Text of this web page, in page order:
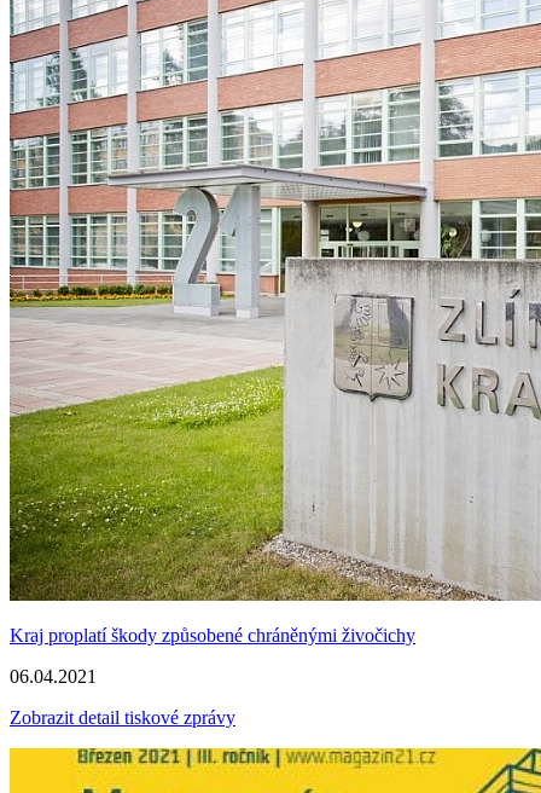
Kraj proplatí škody způsobené chráněnými živočichy
06.04.2021
Zobrazit detail tiskové zprávy